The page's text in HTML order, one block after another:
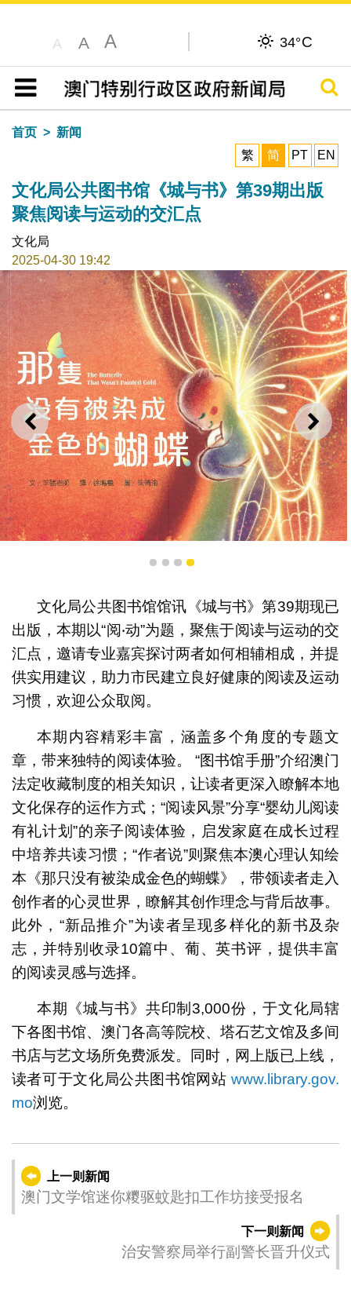
A A A 34°C
目录
搜寻
首页
新闻
繁
简 PT EN
文化局公共图书馆《城与书》第39期出版
聚焦阅读与运动的交汇点
文化局
2025-04-30 19:42
上一则 下一
“作者说”展示本澳心理认知绘本《那只没有被染成金色的
蝴蝶》的创作世界
1 2 3 4
文化局公共图书馆馆讯《城与书》第39期现已
出版，本期以“阅‧动”为题，聚焦于阅读与运动的交
汇点，邀请专业嘉宾探讨两者如何相辅相成，并提
供实用建议，助力市民建立良好健康的阅读及运动
习惯，欢迎公众取阅。
本期内容精彩丰富，涵盖多个角度的专题文
章，带来独特的阅读体验。 “图书馆手册”介绍澳门
法定收藏制度的相关知识，让读者更深入瞭解本地
文化保存的运作方式；“阅读风景”分享“婴幼儿阅读
有礼计划”的亲子阅读体验，启发家庭在成长过程
中培养共读习惯；“作者说”则聚焦本澳心理认知绘
本《那只没有被染成金色的蝴蝶》，带领读者走入
创作者的心灵世界，瞭解其创作理念与背后故事。
此外，“新品推介”为读者呈现多样化的新书及杂
志，并特别收录10篇中、葡、英书评，提供丰富
的阅读灵感与选择。
本期《城与书》共印制3,000份，于文化局辖
下各图书馆、澳门各高等院校、塔石艺文馆及多间
书店与艺文场所免费派发。同时，网上版已上线，
读者可于文化局公共图书馆网站www.library.gov.
mo浏览。
上一则新闻
澳门文学馆迷你糭驱蚊匙扣工作坊接受报名
下一则新闻
治安警察局举行副警长晋升仪式